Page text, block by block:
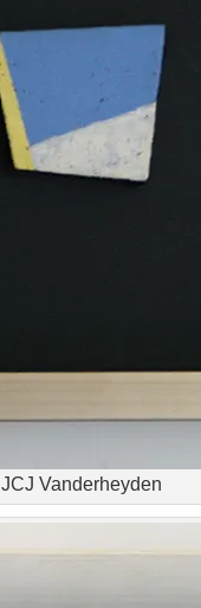
JCJ Vanderheyden